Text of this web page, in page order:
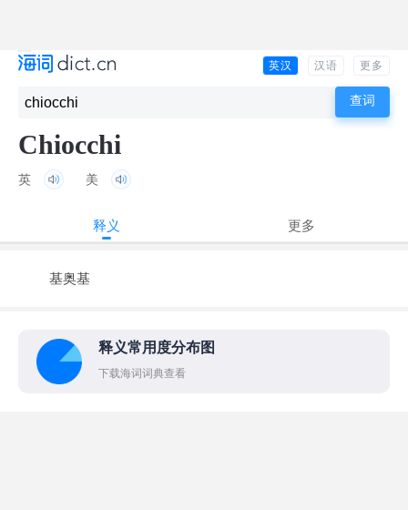
英汉 汉语 更多
Chiocchi
英 美
释义 更多
基奥基
释义常用度分布图
下载海词词典查看